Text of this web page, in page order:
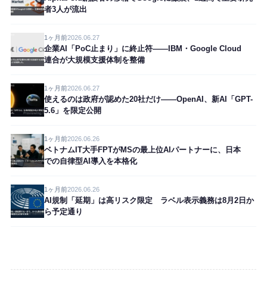
者3人が流出
1ヶ月前2026.06.27
企業AI「PoC止まり」に終止符——IBM・Google Cloud
連合が大規模支援体制を整備
1ヶ月前2026.06.27
使えるのは政府が認めた20社だけ——OpenAI、新AI「GPT-
5.6」を限定公開
1ヶ月前2026.06.26
ベトナムIT大手FPTがMSの最上位AIパートナーに、日本
での自律型AI導入を本格化
1ヶ月前2026.06.26
AI規制「延期」は高リスク限定 ラベル表示義務は8月2日か
ら予定通り